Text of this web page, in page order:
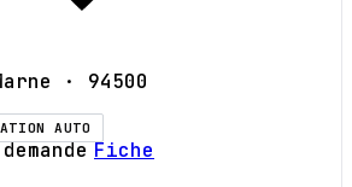
· 94500
AUTO
Fiche